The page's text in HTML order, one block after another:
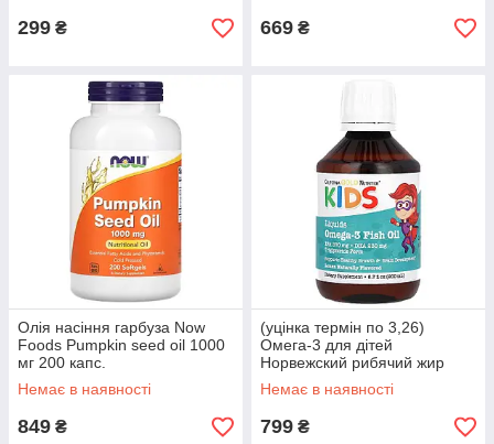
299 ₴ 669 ₴
Олія насіння гарбуза Now
Foods Pumpkin seed oil 1000
мг 200 капс.
Немає в наявності
849 ₴
(уцінка термін по 3,26)
Омега-3 для дітей
Норвежский рибячий жир
California Gold Nutrition
Norwegian Kids Omega-3 200
Немає в наявності
799 ₴